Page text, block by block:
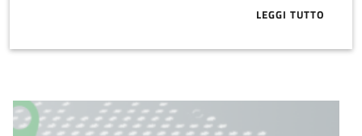
LEGGI TUTTOABOUT ESA: